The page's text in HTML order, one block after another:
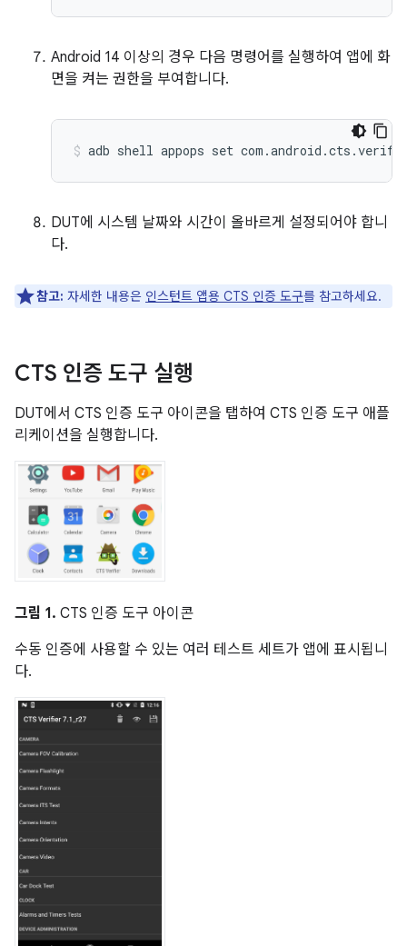
Android 14 이상의 경우 다음 명령어를 실행하여 앱에 화
면을 켜는 권한을 부여합니다.
DUT에 시스템 날짜와 시간이 올바르게 설정되어야 합니
다.
참고: 자세한 내용은 인스턴트 앱용 CTS 인증 도구를 참고하세요.
CTS 인증 도구 실행
DUT에서 CTS 인증 도구 아이콘을 탭하여 CTS 인증 도구 애플
리케이션을 실행합니다.
그림 1. CTS 인증 도구 아이콘
수동 인증에 사용할 수 있는 여러 테스트 세트가 앱에 표시됩니
다.